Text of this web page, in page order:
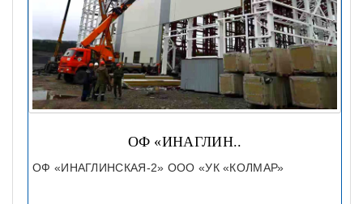
ОФ «ИНАГЛИН..
ОФ «ИНАГЛИНСКАЯ-2» ООО «УК «КОЛМАР»